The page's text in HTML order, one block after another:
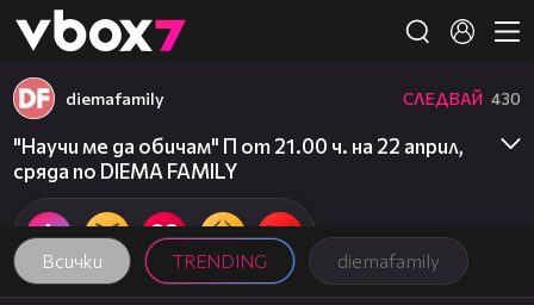
👾
Всички TRENDING diemafamily
diemafamily СЛЕДВАЙ 430
"Научи ме да обичам" П от 21.00 ч. на 22 април,
сряда по DIEMA FAMILY
00:31